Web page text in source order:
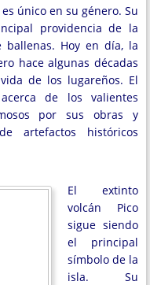
único en su género. Su
providencia de la
ballenas. Hoy en día, la
hace algunas décadas
de los lugareños. El
de los valientes
por sus obras y
artefactos históricos
El extinto
volcán Pico
sigue siendo
el principal
símbolo de la
isla. Su